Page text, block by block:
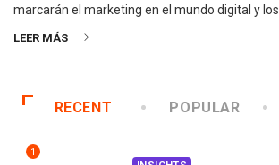
marcarán el marketing en el mundo digital y los
LEER MÁS
RECENT POPULAR
1